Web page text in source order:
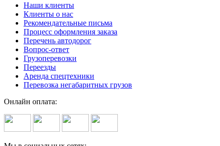
Наши клиенты
Клиенты о нас
Рекомендательные письма
Процесс оформления заказа
Перечень автодорог
Вопрос-ответ
Грузоперевозки
Переезды
Аренда спецтехники
Перевозка негабаритных грузов
Онлайн оплата: